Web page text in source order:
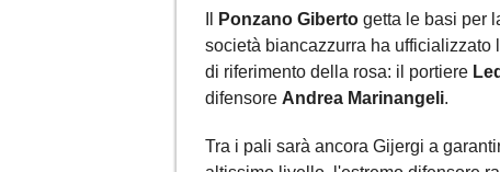
Ponzano Giberto getta le basi per
società biancazzurra ha ufficializzato
di riferimento della rosa: il portiere
difensore Andrea Marinangeli.
Tra i pali sarà ancora Gijergi a